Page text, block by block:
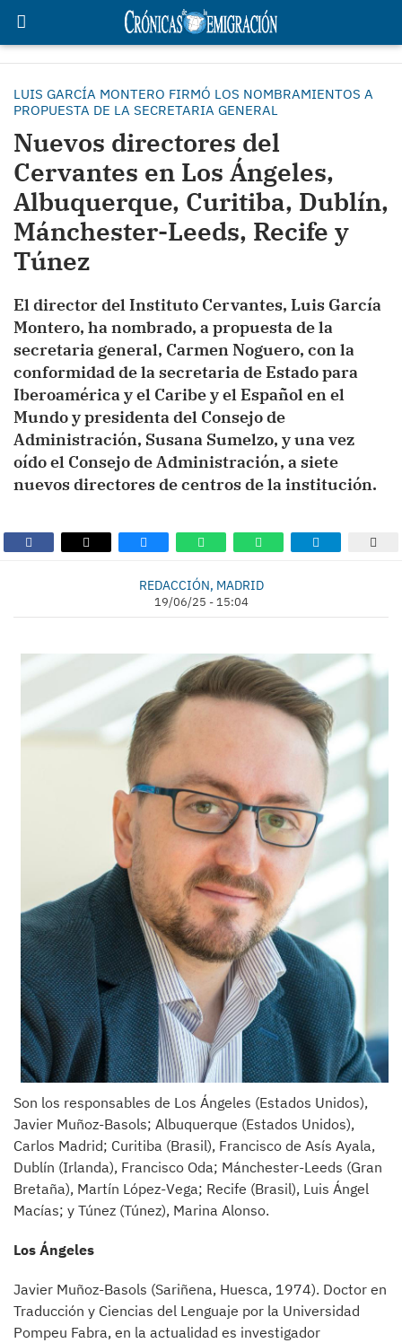
LUIS GARCÍA MONTERO FIRMÓ LOS NOMBRAMIENTOS A
PROPUESTA DE LA SECRETARIA GENERAL
Nuevos directores del
Cervantes en Los Ángeles,
Albuquerque, Curitiba, Dublín,
Mánchester-Leeds, Recife y
Túnez
El director del Instituto Cervantes, Luis García
Montero, ha nombrado, a propuesta de la
secretaria general, Carmen Noguero, con la
conformidad de la secretaria de Estado para
Iberoamérica y el Caribe y el Español en el
Mundo y presidenta del Consejo de
Administración, Susana Sumelzo, y una vez
oído el Consejo de Administración, a siete
nuevos directores de centros de la institución.
REDACCIÓN, MADRID
19/06/25 - 15:04
Son los responsables de Los Ángeles (Estados Unidos),
Javier Muñoz-Basols; Albuquerque (Estados Unidos),
Carlos Madrid; Curitiba (Brasil), Francisco de Asís Ayala,
Dublín (Irlanda), Francisco Oda; Mánchester-Leeds (Gran
Bretaña), Martín López-Vega; Recife (Brasil), Luis Ángel
Macías; y Túnez (Túnez), Marina Alonso.
Los Ángeles
Javier Muñoz-Basols (Sariñena, Huesca, 1974). Doctor en
Traducción y Ciencias del Lenguaje por la Universidad
Pompeu Fabra, en la actualidad es investigador